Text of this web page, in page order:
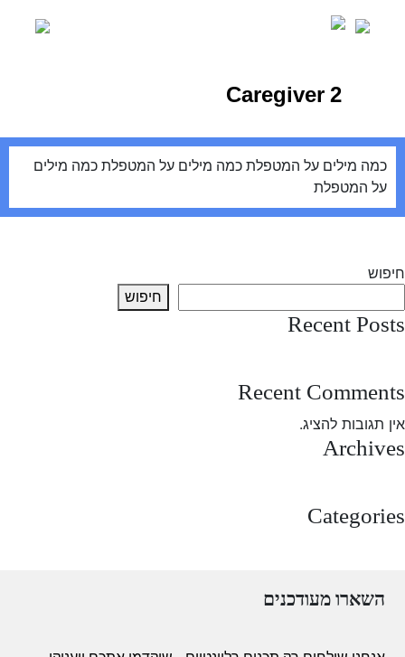
Caregiver 2
כמה מילים על המטפלת כמה מילים על המטפלת כמה מילים
על המטפלת
חיפוש
חיפוש
Recent Posts
Recent Comments
אין תגובות להציג.
Archives
Categories
השארו מעודכנים